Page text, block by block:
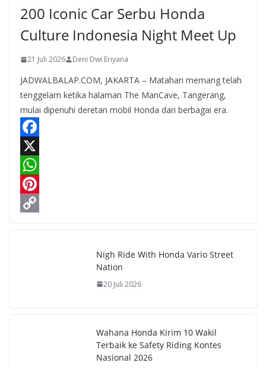
200 Iconic Car Serbu Honda
Culture Indonesia Night Meet Up
21 Juli 2026 Deni Dwi Eriyana
JADWALBALAP.COM, JAKARTA – Matahari memang telah
tenggelam ketika halaman The ManCave, Tangerang,
mulai dipenuhi deretan mobil Honda dari berbagai era.
F
a
c
e
X
W
hP
Nigh Ride With Honda Vario Street
Nation
20 Juli 2026
Wahana Honda Kirim 10 Wakil
Terbaik ke Safety Riding Kontes
Nasional 2026